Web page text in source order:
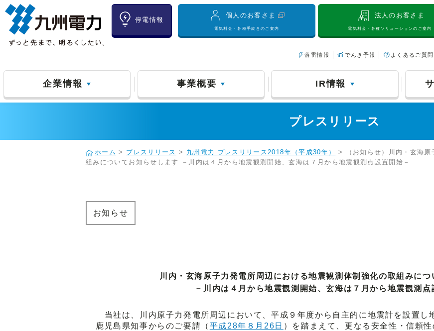
停電情報
個人のお客さま
電気料金・各種手続きのご案内
法人のお客さま
電気料金・各種ソリューションのご案内
落雷情報 でんき予報 よくあるご質
企業情報 事業概要 IR情報
プレスリリース
ホーム > プレスリリース > 九州電力 プレスリリース2018年（平成30年）
> （お知らせ）川内・玄海原
組みについてお知らせします －川内は４月から地震観測開始、玄海は７月から地震観測点設置開始－
お知らせ
川内・玄海原子力発電所周辺における地震観測体制強化の取組みにつ
－川内は４月から地震観測開始、玄海は７月から地震観測点
当社は、川内原子力発電所周辺において、平成９年度から自主的に地震計を設置し
鹿児島県知事からのご要請（ 平成28年８月26日 ）を踏まえて、更なる安全性・信頼